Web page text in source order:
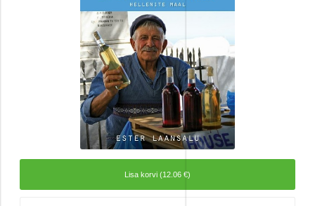
Etenduskunstid
Lisa korvi (12.06 €)